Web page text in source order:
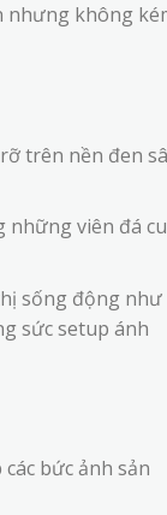
nhưng không
trên nền đen
những viên đá
sống động như
sức setup ánh
bức ảnh sản